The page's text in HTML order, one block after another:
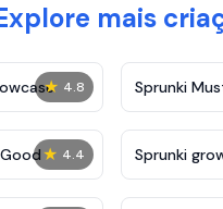
mais
★ 4.8 Sprunki
★ 4.4 Sprunki